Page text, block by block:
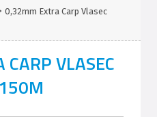
0,32mm Extra Carp Vlasec
VLASEC